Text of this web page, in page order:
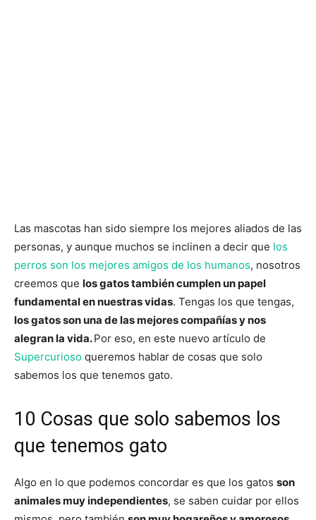
Las mascotas han sido siempre los mejores aliados de las
personas, y aunque muchos se inclinen a decir que los
perros son los mejores amigos de los humanos, nosotros
creemos que los gatos también cumplen un papel
fundamental en nuestras vidas. Tengas los que tengas,
los gatos son una de las mejores compañías y nos
alegran la vida.Por eso, en este nuevo artículo de
Supercurioso queremos hablar de cosas que solo
sabemos los que tenemos gato.
10 Cosas que solo sabemos los
que tenemos gato
Algo en lo que podemos concordar es que los gatos son
animales muy independientes, se saben cuidar por ellos